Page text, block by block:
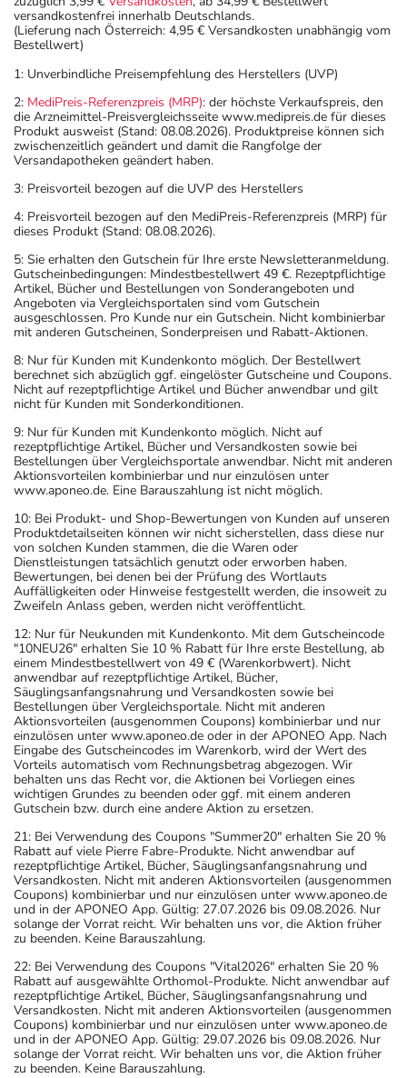
versandkostenfrei innerhalb Deutschlands.
(Lieferung nach Österreich: 4,95 € Versandkosten unabhängig vom
Bestellwert)
1: Unverbindliche Preisempfehlung des Herstellers (UVP)
2: MediPreis-Referenzpreis (MRP): der höchste Verkaufspreis, den
die Arzneimittel-Preisvergleichsseite www.medipreis.de für dieses
Produkt ausweist (Stand: 08.08.2026). Produktpreise können sich
zwischenzeitlich geändert und damit die Rangfolge der
Versandapotheken geändert haben.
3: Preisvorteil bezogen auf die UVP des Herstellers
4: Preisvorteil bezogen auf den MediPreis-Referenzpreis (MRP) für
dieses Produkt (Stand: 08.08.2026).
5: Sie erhalten den Gutschein für Ihre erste Newsletteranmeldung.
Gutscheinbedingungen: Mindestbestellwert 49 €. Rezeptpflichtige
Artikel, Bücher und Bestellungen von Sonderangeboten und
Angeboten via Vergleichsportalen sind vom Gutschein
ausgeschlossen. Pro Kunde nur ein Gutschein. Nicht kombinierbar
mit anderen Gutscheinen, Sonderpreisen und Rabatt-Aktionen.
8: Nur für Kunden mit Kundenkonto möglich. Der Bestellwert
berechnet sich abzüglich ggf. eingelöster Gutscheine und Coupons.
Nicht auf rezeptpflichtige Artikel und Bücher anwendbar und gilt
nicht für Kunden mit Sonderkonditionen.
9: Nur für Kunden mit Kundenkonto möglich. Nicht auf
rezeptpflichtige Artikel, Bücher und Versandkosten sowie bei
Bestellungen über Vergleichsportale anwendbar. Nicht mit anderen
Aktionsvorteilen kombinierbar und nur einzulösen unter
www.aponeo.de. Eine Barauszahlung ist nicht möglich.
10: Bei Produkt- und Shop-Bewertungen von Kunden auf unseren
Produktdetailseiten können wir nicht sicherstellen, dass diese nur
von solchen Kunden stammen, die die Waren oder
Dienstleistungen tatsächlich genutzt oder erworben haben.
Bewertungen, bei denen bei der Prüfung des Wortlauts
Auffälligkeiten oder Hinweise festgestellt werden, die insoweit zu
Zweifeln Anlass geben, werden nicht veröffentlicht.
12: Nur für Neukunden mit Kundenkonto. Mit dem Gutscheincode
"10NEU26" erhalten Sie 10 % Rabatt für Ihre erste Bestellung, ab
einem Mindestbestellwert von 49 € (Warenkorbwert). Nicht
anwendbar auf rezeptpflichtige Artikel, Bücher,
Säuglingsanfangsnahrung und Versandkosten sowie bei
Bestellungen über Vergleichsportale. Nicht mit anderen
Aktionsvorteilen (ausgenommen Coupons) kombinierbar und nur
einzulösen unter www.aponeo.de oder in der APONEO App. Nach
Eingabe des Gutscheincodes im Warenkorb, wird der Wert des
Vorteils automatisch vom Rechnungsbetrag abgezogen. Wir
behalten uns das Recht vor, die Aktionen bei Vorliegen eines
wichtigen Grundes zu beenden oder ggf. mit einem anderen
Gutschein bzw. durch eine andere Aktion zu ersetzen.
21: Bei Verwendung des Coupons "Summer20" erhalten Sie 20 %
Rabatt auf viele Pierre Fabre-Produkte. Nicht anwendbar auf
rezeptpflichtige Artikel, Bücher, Säuglingsanfangsnahrung und
Versandkosten. Nicht mit anderen Aktionsvorteilen (ausgenommen
Coupons) kombinierbar und nur einzulösen unter www.aponeo.de
und in der APONEO App. Gültig: 27.07.2026 bis 09.08.2026. Nur
solange der Vorrat reicht. Wir behalten uns vor, die Aktion früher
zu beenden. Keine Barauszahlung.
22: Bei Verwendung des Coupons "Vital2026" erhalten Sie 20 %
Rabatt auf ausgewählte Orthomol-Produkte. Nicht anwendbar auf
rezeptpflichtige Artikel, Bücher, Säuglingsanfangsnahrung und
Versandkosten. Nicht mit anderen Aktionsvorteilen (ausgenommen
Coupons) kombinierbar und nur einzulösen unter www.aponeo.de
und in der APONEO App. Gültig: 29.07.2026 bis 09.08.2026. Nur
solange der Vorrat reicht. Wir behalten uns vor, die Aktion früher
zu beenden. Keine Barauszahlung.